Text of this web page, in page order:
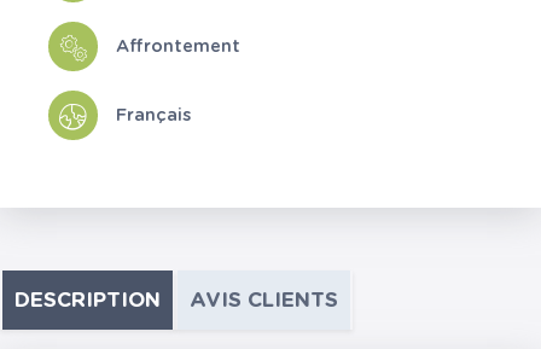
Affrontement
Français
DESCRIPTION AVIS CLIENTS